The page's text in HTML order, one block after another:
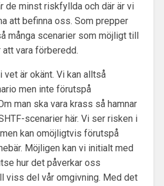
de minst riskfyllda och där är vi
att befinna oss. Som prepper
många scenarier som möjligt till
vara förberedd.
vet är okänt. Vi kan alltså
men inte förutspå
man ska vara krass så hamnar
scenarier här. Vi ser risken i
kan omöjligtvis förutspå
Möjligen kan vi initialt med
hur det påverkar oss
viss del vår omgivning. Med det